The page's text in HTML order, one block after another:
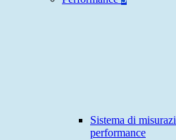
Sistema di
performance